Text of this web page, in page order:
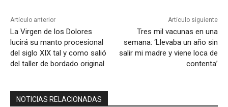
Artículo anterior
La Virgen de los Dolores
lucirá su manto procesional
del siglo XIX tal y como salió
del taller de bordado original
Artículo siguiente
Tres mil vacunas en una
semana: ‘Llevaba un año sin
salir mi madre y viene loca de
contenta’
NOTICIAS RELACIONADAS